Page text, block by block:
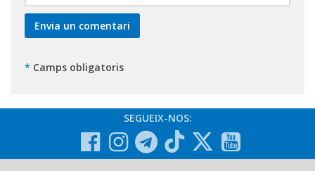
* Camps obligatoris
SEGUEIX-NOS: